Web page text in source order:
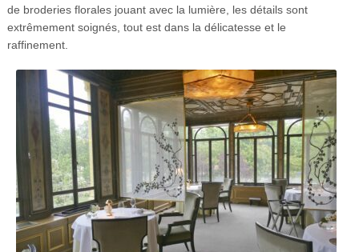
de broderies florales jouant avec la lumière, les détails sont
extrêmement soignés, tout est dans la délicatesse et le
raffinement.